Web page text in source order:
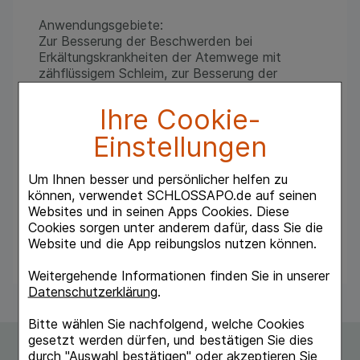
Ihre Cookie-
Einstellungen
Um Ihnen besser und persönlicher helfen zu
können, verwendet SCHLOSSAPO.de auf seinen
Websites und in seinen Apps Cookies. Diese
Cookies sorgen unter anderem dafür, dass Sie die
Website und die App reibungslos nutzen können.
Weitergehende Informationen finden Sie in unserer
Datenschutzerklärung.
Bitte wählen Sie nachfolgend, welche Cookies
gesetzt werden dürfen, und bestätigen Sie dies
durch "Auswahl bestätigen" oder akzeptieren Sie
Anwendungsgebiete:
Zur Besserung der Beschwerden bei
Erkältungskrankheiten der Atemwege mit
zähflüssigem Schleim, zur Besserung der
Hinweis: Enthält Eukalyptusöl und
Levomenthol.
Atemnot, Fieber, eitrigem oder blutigem
Auswurf ärztliche Hilfe.
Keine Empfehlung für Kinder < 2 Jahre